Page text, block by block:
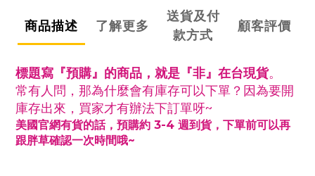
商品描述 了解更多
送貨及付
款方式
顧客評價
標題寫『預購』的商品，就是『非』在台現貨。
常有人問，那為什麼會有庫存可以下單？ 因為要開
庫存出來，買家才有辦法下訂單呀~
美國官網有貨的話，預購約 3-4 週到貨， 下單前可以再
跟胖草確認一次時間哦~